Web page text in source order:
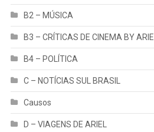
B2 – MÚSICA
B3 – CRÍTICAS DE CINEMA BY ARIEL
B4 – POLÍTICA
C – NOTÍCIAS SUL BRASIL
Causos
D – VIAGENS DE ARIEL